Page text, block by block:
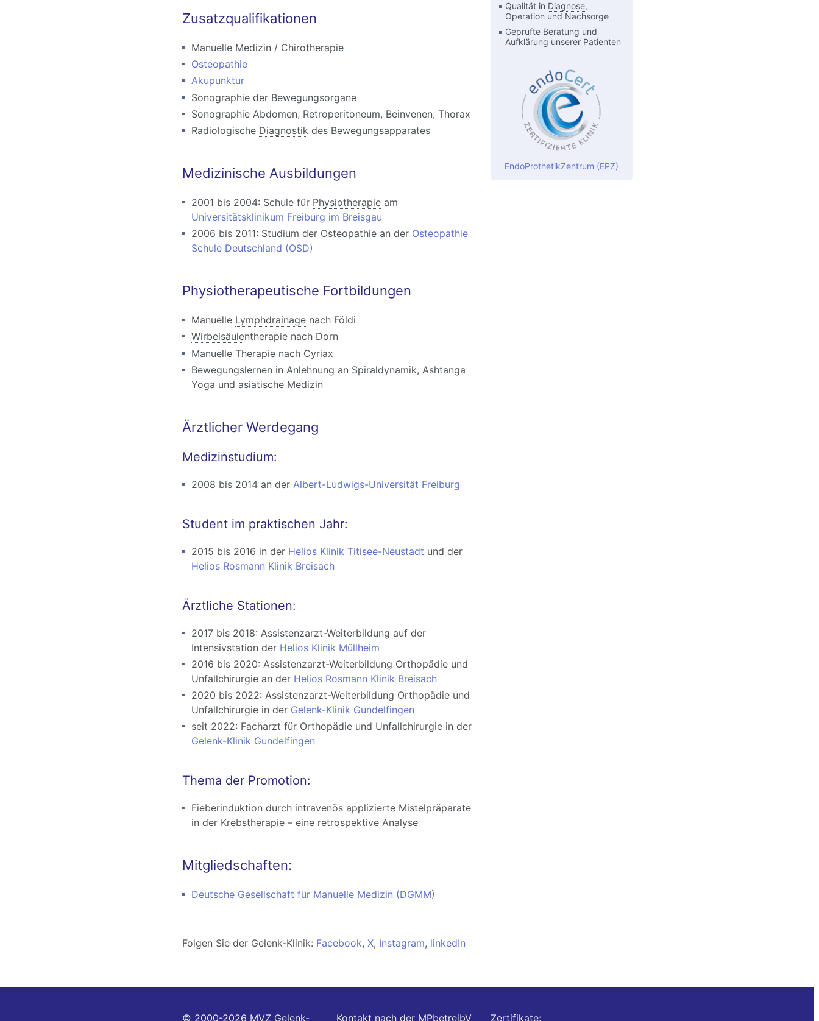
Zusatzqualifikationen
Manuelle Medizin / Chirotherapie
Osteopathie
Akupunktur
Sonographieder Bewegungsorgane
Sonographie Abdomen, Retroperitoneum, Beinvenen, Thorax
Radiologische Diagnostik des Bewegungsapparates
Medizinische Ausbildungen
2001 bis 2004: Schule für Physiotherapieam
Universitätsklinikum Freiburg im Breisgau
2006 bis 2011: Studium der Osteopathie an der Osteopathie
Schule Deutschland (OSD)
Physiotherapeutische Fortbildungen
Manuelle Lymphdrainagenach Földi
Wirbelsäulentherapie nach Dorn
Manuelle Therapie nach Cyriax
Bewegungslernen in Anlehnung an Spiraldynamik, Ashtanga
Yoga und asiatische Medizin
Ärztlicher Werdegang
Medizinstudium:
2008 bis 2014 an der Albert-Ludwigs-Universität Freiburg
Student im praktischen Jahr:
2015 bis 2016 in der Helios Klinik Titisee-Neustadt und der
Helios Rosmann Klinik Breisach
Ärztliche Stationen:
2017 bis 2018: Assistenzarzt-Weiterbildung auf der
Intensivstation der Helios Klinik Müllheim
2016 bis 2020: Assistenzarzt-Weiterbildung Orthopädie und
Unfallchirurgie an der Helios Rosmann Klinik Breisach
2020 bis 2022: Assistenzarzt-Weiterbildung Orthopädie und
Unfallchirurgie in der Gelenk-Klinik Gundelfingen
seit 2022: Facharzt für Orthopädie und Unfallchirurgie in der
Gelenk-Klinik Gundelfingen
Thema der Promotion:
Fieberinduktion durch intravenös applizierte Mistelpräparate
in der Krebstherapie – eine retrospektive Analyse
Mitgliedschaften:
Deutsche Gesellschaft für Manuelle Medizin (DGMM)
Folgen Sie der Gelenk-Klinik: Facebook, X, Instagram, linkedIn
Qualität in Diagnose,
Operation und Nachsorge
Geprüfte Beratung und
Aufklärung unserer Patienten
EndoProthetikZentrum (EPZ)
© 2000-2026 MVZ Gelenk- Kontakt nach der MPbetreibV Zertifikate: